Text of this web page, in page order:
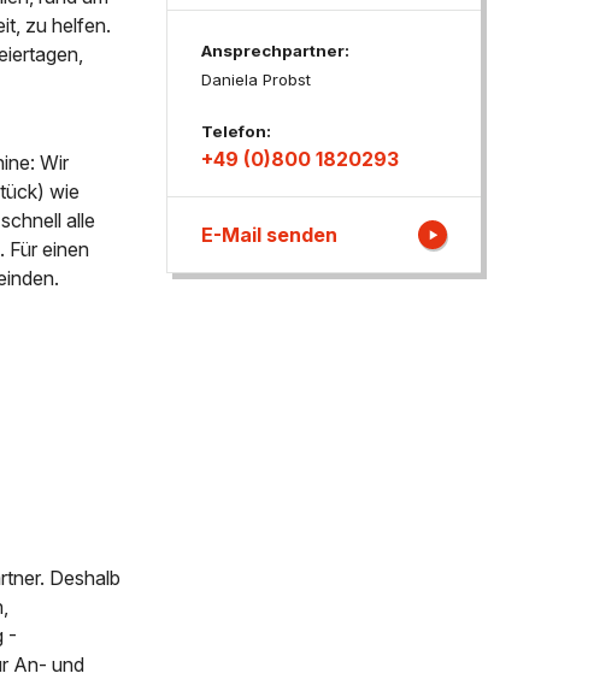
zu helfen.
Wir
wie
alle
Für einen
Deshalb
-
An- und
Ansprechpartner:
Daniela Probst
Telefon:
+49 (0)800 1820293
E-Mail senden